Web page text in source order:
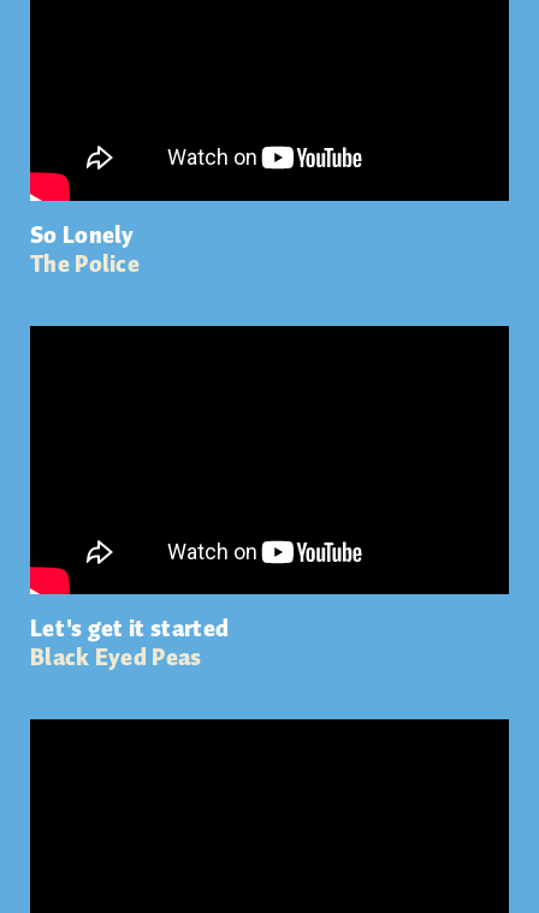
So Lonely
The Police
Let's get it started
Black Eyed Peas